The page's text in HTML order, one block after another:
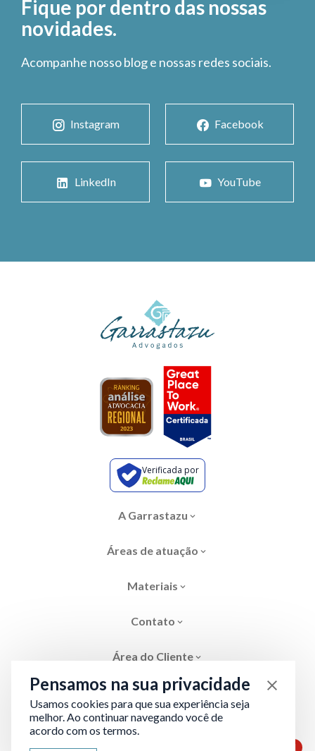
Fique por dentro das nossas
novidades.
Acompanhe nosso blog e nossas redes sociais.
Instagram Facebook
LinkedIn YouTube
Verificada por
A Garrastazu
Áreas de atuação
Materiais
Contato
Área do Cliente
Área restrita 1
Pensamos na sua privacidade
Usamos cookies para que sua experiência seja
melhor. Ao continuar navegando você de
acordo com os termos.